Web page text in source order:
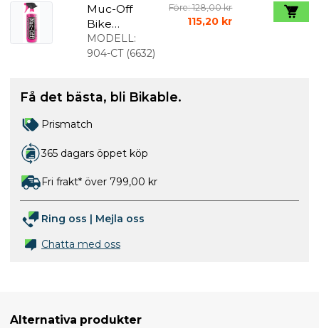
Muc-Off
Bike
Cleaner
cykeltvätt 1
MODELL:
904-CT(6632)
Före: 128,00 kr
115,20 kr
Få det bästa, bli Bikable.
Prismatch
365 dagars öppet köp
Fri frakt* över 799,00 kr
Ring oss
Mejla oss
Chatta med oss
Alternativa produkter